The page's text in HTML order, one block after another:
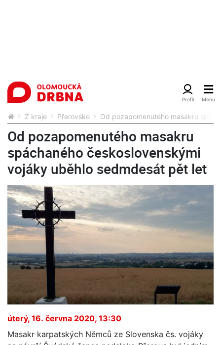
Z kraje Přerovsko Od pozapomenutého masakru
Od pozapomenutého masakru
spáchaného československými
vojáky uběhlo sedmdesát pět let
úterý, 16. června 2020, 13:30
Masakr karpatských Němců ze Slovenska čs. vojáky